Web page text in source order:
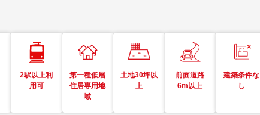
2駅以上利
用可
第一種低層
住居専用地
域
土地30坪以
上
前面道路
6m以上
建築条件な
し